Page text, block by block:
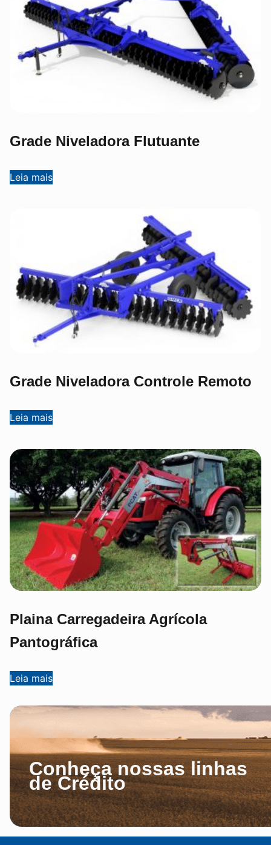
Grade Niveladora Flutuante
Leia mais
Grade Niveladora Controle Remoto
Leia mais
Plaina Carregadeira Agrícola
Pantográfica
Leia mais
Conheça nossas linhas
de Crédito